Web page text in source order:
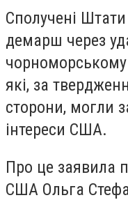
Сполучені Штати
демарш через
чорноморському
які, за
сторони, могли
інтереси США.
Про це заявила
США Ольга